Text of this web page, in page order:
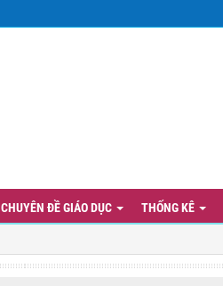
CHUYÊN ĐỀ GIÁO DỤC THỐNG KÊ